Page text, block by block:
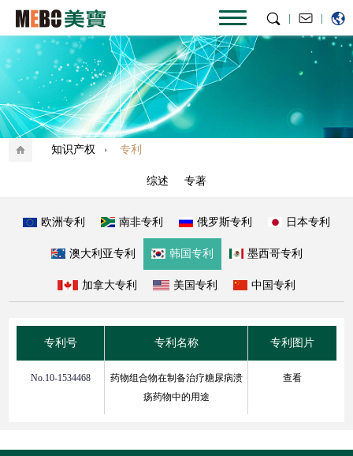
|
|
知识产权 专利
综述 专著
欧洲专利 南非专利 俄罗斯专利 日本专利
澳大利亚专利 韩国专利 墨西哥专利
加拿大专利 美国专利 中国专利
专利号 专利名称 专利图片
No.10-1534468
药物组合物在制备治疗糖尿病溃
疡药物中的用途
查看